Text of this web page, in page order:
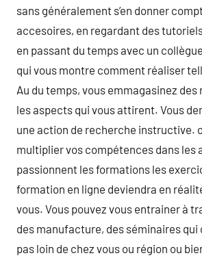
sans généralement s’en donner
accesoires, en regardant des
en passant du temps avec un
qui vous montre comment réaliser
Au du temps, vous emmagasinez
les aspects qui vous attirent. Vous
une action de recherche instructive.
multiplier vos compétences dans les
passionnent les formations les
formation en ligne deviendra en
vous. Vous pouvez vous entrainer à
des manufacture, des séminaires
pas loin de chez vous ou région ou